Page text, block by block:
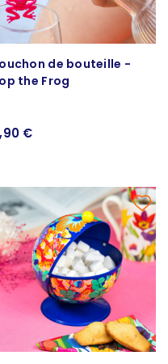
de bouteille -
the Frog
€